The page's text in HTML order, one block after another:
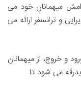
میهمانان خود می
و ترانسفر ارائه می
و خروج، از میهمانان
بدرقه می شود تا